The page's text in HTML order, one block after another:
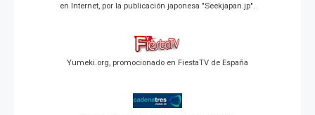
en Internet, por la publicación japonesa "Seekjapan.jp".
Yumeki.org, promocionado en FiestaTV de España